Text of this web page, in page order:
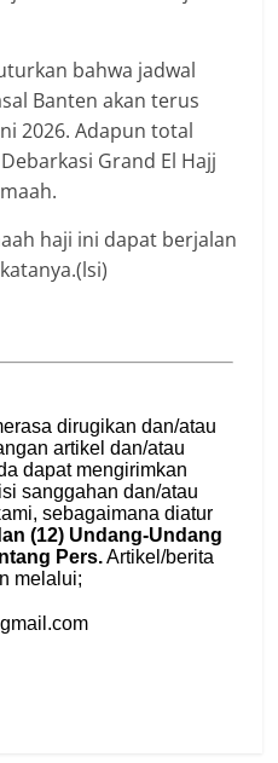
bahwa jadwal
Banten akan terus
2026. Adapun total
Grand El Hajj
haji ini dapat berjalan